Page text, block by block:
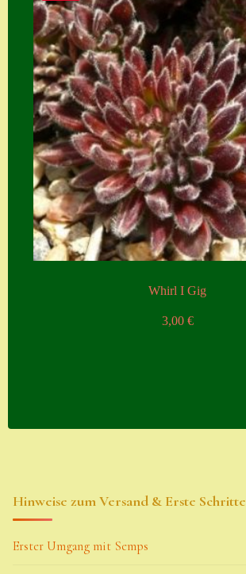
Whirl I Gig
3,00 €
Hinweise zum Versand & Erste Schritte
Erster Umgang mit Semps